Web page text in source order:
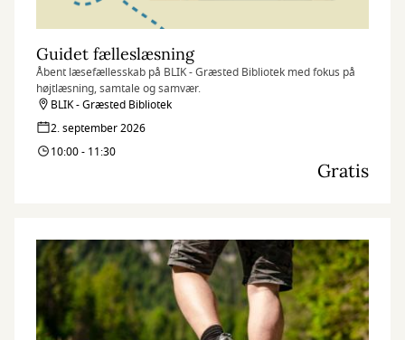
Guidet fælleslæsning
Åbent læsefællesskab på BLIK - Græsted Bibliotek med fokus på
højtlæsning, samtale og samvær.
BLIK - Græsted Bibliotek
2. september 2026
10:00 - 11:30
Gratis